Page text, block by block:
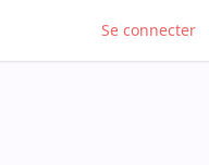
Se connecter
get_items).